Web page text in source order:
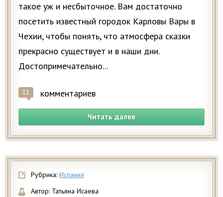
такое уж и несбыточное. Вам достаточно
посетить известный городок Карловы Вары в
Чехии, чтобы понять, что атмосфера сказки
прекрасно существует и в наши дни.
Достопримечательно...
11 комментариев
Читать далее
Рубрика: Испания
Автор: Татьяна Исаева